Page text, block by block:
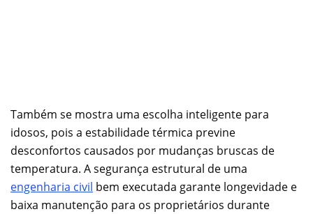
Também se mostra uma escolha inteligente para
idosos, pois a estabilidade térmica previne
desconfortos causados por mudanças bruscas de
temperatura. A segurança estrutural de uma
engenharia civil bem executada garante longevidade e
baixa manutenção para os proprietários durante